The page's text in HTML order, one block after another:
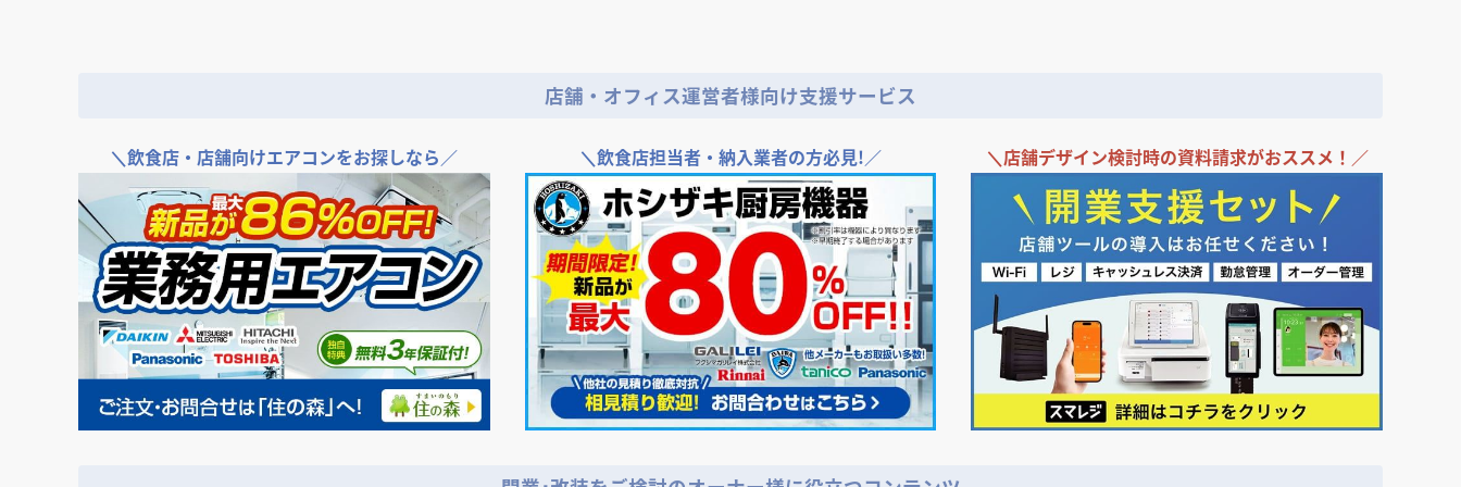
店舗・オフィス運営者様向け支援サービス
＼飲食店・店舗向けエアコンをお探しなら／ ＼飲食店担当者・納入業者の方必見!／ ＼店舗デザイン検討時の資料請求がおススメ！／